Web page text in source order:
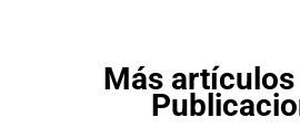
Más artículos